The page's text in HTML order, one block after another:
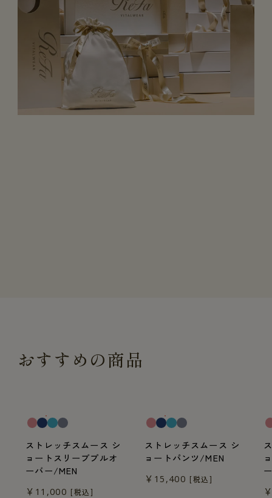
おすすめの商品
ストレッチスムース シ
ョートスリーブプルオ
ーバー/MEN
￥11,000 [税込]
ストレッチスムース シ
ョートパンツ/MEN
￥15,400 [税込]